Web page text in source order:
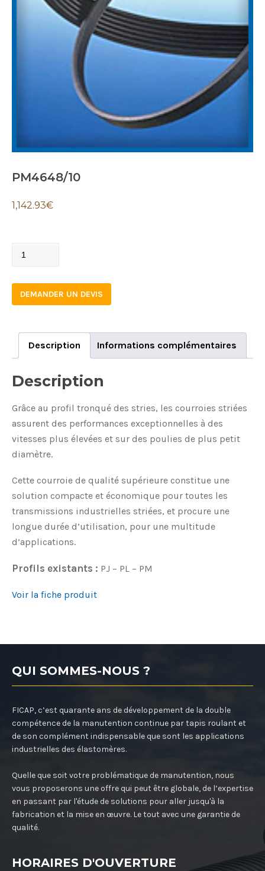
PM4648/10
1,142.93€
PM4648/10
DEMANDER UN DEVIS
Description Informations complémentaires
Description
Grâce au profil tronqué des stries, les courroies striées
assurent des performances exceptionnelles à des
vitesses plus élevées et sur des poulies de plus petit
diamètre.
Cette courroie de qualité supérieure constitue une
solution compacte et économique pour toutes les
transmissions industrielles striées, et procure une
longue durée d’utilisation, pour une multitude
d’applications.
Profils existants : PJ – PL – PM
Voir la fiche produit
QUI SOMMES-NOUS ?
FICAP, c’est quarante ans de développement de la double
compétence de la manutention continue par tapis roulant et
de son complément indispensable que sont les applications
industrielles des élastomères.
Quelle que soit votre problématique de manutention, nous
vous proposerons une offre qui peut être globale, de l’expertise
en passant par l'étude de solutions pour aller jusqu'à la
fabrication et la mise en œuvre. Le tout avec une garantie de
qualité.
HORAIRES D'OUVERTURE